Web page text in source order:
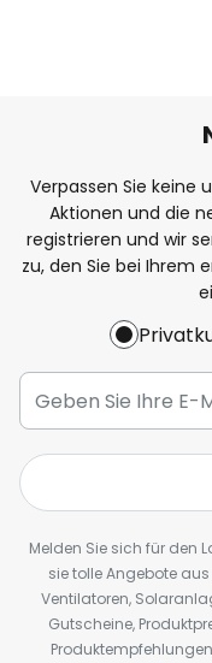
Verpassen Sie keine
Aktionen und die
registrieren und wir
zu, den Sie bei Ihrem
Melden Sie sich für den
sie tolle Angebote
Ventilatoren,
Gutscheine,